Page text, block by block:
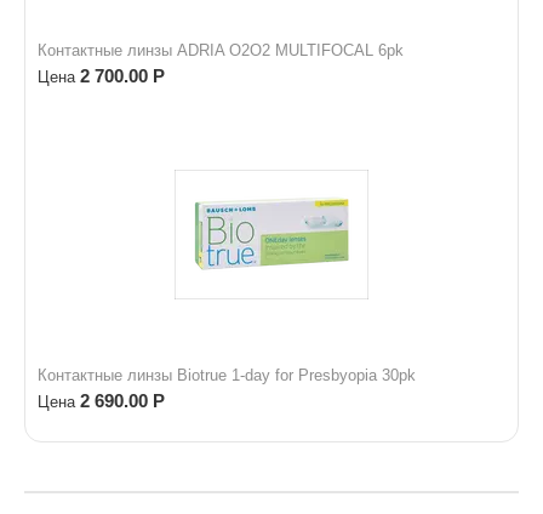
Контактные линзы ADRIA O2O2 MULTIFOCAL 6pk
Цена 2 700.00 Р
Контактные линзы Biotrue 1-day for Presbyopia 30pk
Цена 2 690.00 Р